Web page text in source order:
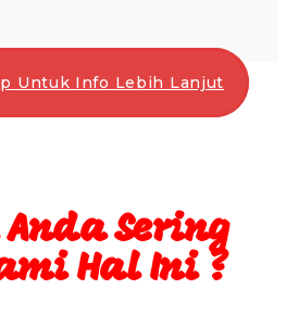
Untuk Info Lebih Lanjut
Sering
Hal Ini ?